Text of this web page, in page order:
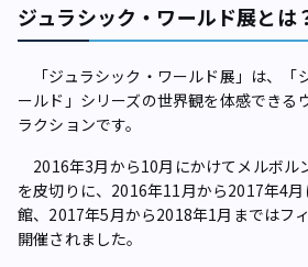
ジュラシック・ワールド展とは
「ジュラシック・ワールド展」は、「
ールド」シリーズの世界観を体感できる
ラクションです。
2016年3月から10月にかけてメルボル
を皮切りに、2016年11月から2017年4
館、2017年5月から2018年1月まではフ
開催されました。